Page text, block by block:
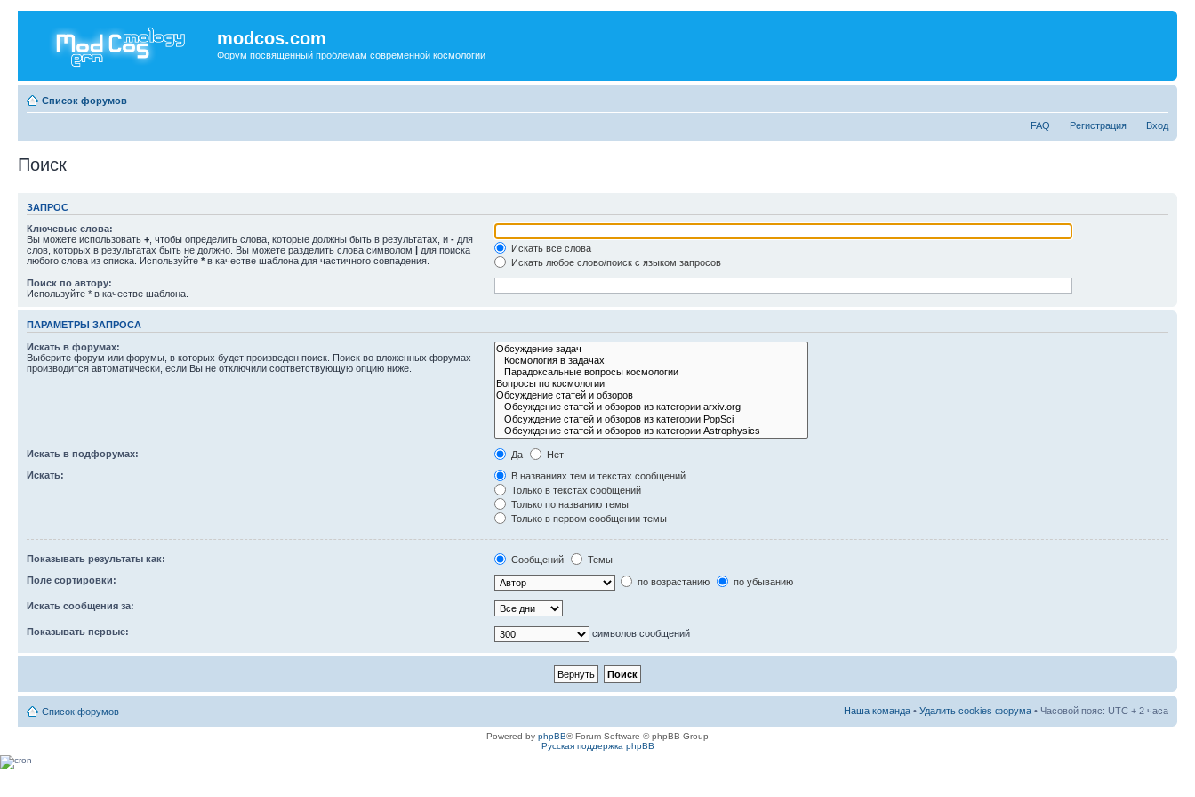
modcos.com
Форум посвященный проблемам современной космологии
Список форумов
FAQ Регистрация Вход
Поиск
ЗАПРОС
Ключевые слова:
Вы можете использовать + , чтобы определить слова, которые должны быть в результатах, и - для
слов, которых в результатах быть не должно. Вы можете разделить слова символом | для поиска
любого слова из списка. Используйте * в качестве шаблона для частичного совпадения.
Искать все слова
Искать любое слово/поиск с языком запросов
Поиск по автору:
Используйте * в качестве шаблона.
ПАРАМЕТРЫ ЗАПРОСА
Искать в форумах:
Выберите форум или форумы, в которых будет произведен поиск. Поиск во вложенных форумах
производится автоматически, если Вы не отключили соответствующую опцию ниже.
Искать в подфорумах: Да
Нет
Искать:
В названиях тем и текстах сообщений
Только в текстах сообщений
Только по названию темы
Только в первом сообщении темы
Показывать результаты как: Сообщений
Темы
Поле сортировки:
по возрастанию по убыванию
Искать сообщения за:
Показывать первые: символов сообщений
Список форумов Наша команда • Удалить cookies форума • Часовой пояс: UTC + 2 часа
Powered by phpBB® Forum Software © phpBB Group
Русская поддержка phpBB